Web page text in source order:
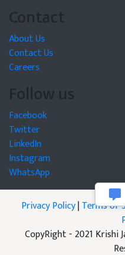
Contact
About Us
Contact Us
Careers
Follow us
Facebook
Twitter
LinkedIn
Instagram
WhatsApp
Privacy Policy|Terms of
CopyRight - 2021 Krishi